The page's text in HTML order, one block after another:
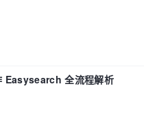
Easysearch 全流程解析